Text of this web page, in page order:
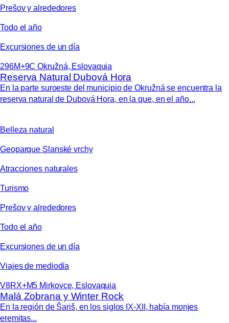
Prešov y alrededores
Todo el año
Excursiones de un día
296M+9C Okružná, Eslovaquia
Reserva Natural Dubová Hora
En la parte suroeste del municipio de Okružná se encuentra la
reserva natural de Dubová Hora, en la que, en el año...
Belleza natural
Geoparque Slanské vrchy
Atracciones naturales
Turismo
Prešov y alrededores
Todo el año
Excursiones de un día
Viajes de mediodía
V8RX+M5 Mirkovce, Eslovaquia
Malá Zobrana y Winter Rock
En la región de Šariš, en los siglos IX-XII, había monjes
eremitas...